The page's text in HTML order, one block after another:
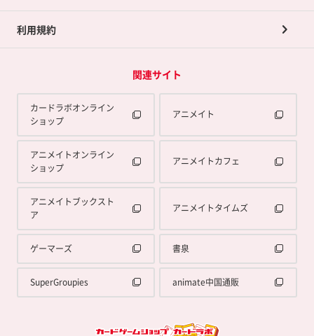
利用規約
関連サイト
カードラボオンライン
ショップ
アニメイト
アニメイトオンライン
ショップ
アニメイトカフェ
アニメイトブックスト
ア
アニメイトタイムズ
ゲーマーズ 書泉
SuperGroupies animate中国通販